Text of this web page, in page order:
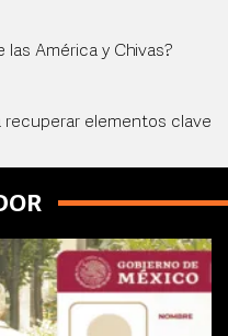
América y Chivas?
recuperar elementos clave